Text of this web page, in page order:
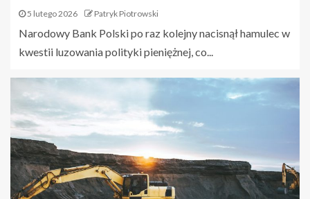
5 lutego 2026 Patryk Piotrowski
Narodowy Bank Polski po raz kolejny nacisnął hamulec w
kwestii luzowania polityki pieniężnej, co...